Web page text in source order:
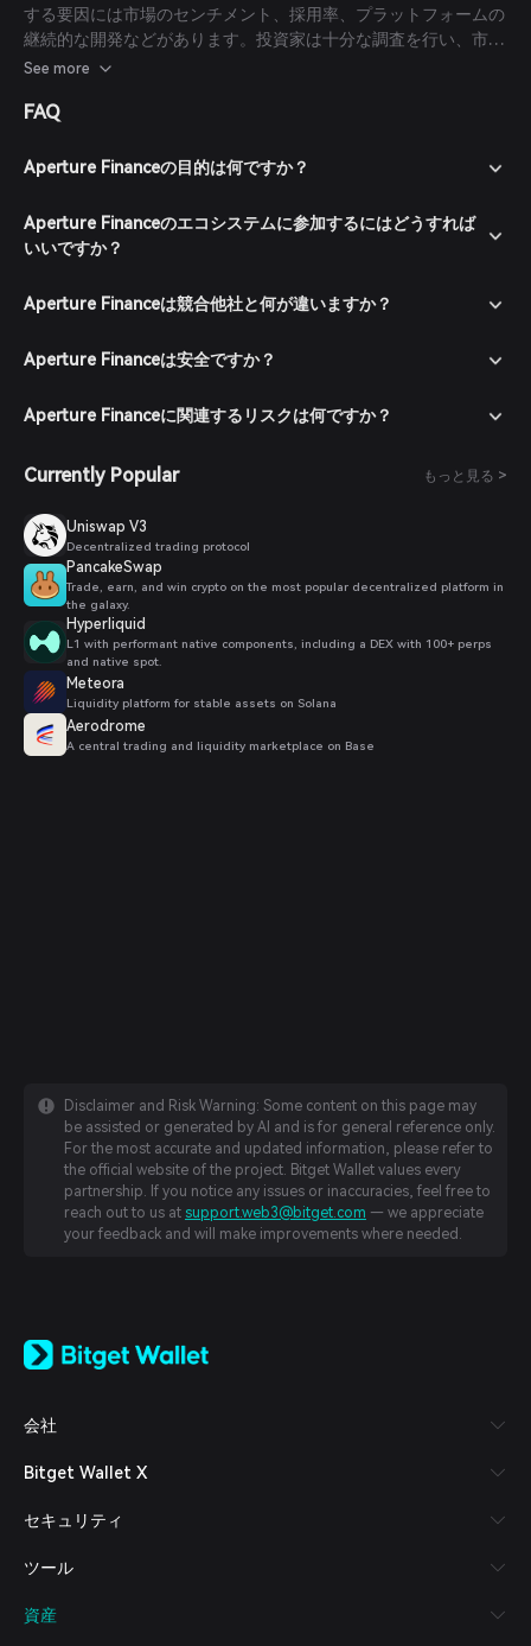
する要因には市場のセンチメント、採用率、プラットフォームの
継続的な開発などがあります。投資家は十分な調査を行い、市場
状況を考慮した上で投資判断を行うべきです。
See more
FAQ
Aperture Financeの目的は何ですか？
Aperture Financeのエコシステムに参加するにはどうすれば
いいですか？
Aperture Financeは競合他社と何が違いますか？
Aperture Financeは安全ですか？
Aperture Financeに関連するリスクは何ですか？
Currently Popular もっと見る >
Uniswap V3
Decentralized trading protocol
PancakeSwap
Trade, earn, and win crypto on the most popular decentralized platform in
the galaxy.
Hyperliquid
L1 with performant native components, including a DEX with 100+ perps
and native spot.
Meteora
Liquidity platform for stable assets on Solana
Aerodrome
A central trading and liquidity marketplace on Base
Disclaimer and Risk Warning: Some content on this page may
be assisted or generated by AI and is for general reference only.
For the most accurate and updated information, please refer to
the official website of the project. Bitget Wallet values every
partnership. If you notice any issues or inaccuracies, feel free to
reach out to us at support.web3@bitget.com — we appreciate
your feedback and will make improvements where needed.
日本語
Español (Latinoamérica)
Italiano
Deutsch
繁體中文
Bahasa Indonesia
会社
Bitget Wallet X
セキュリティ
ツール
資産